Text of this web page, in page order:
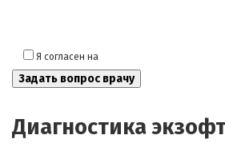
Я согласен на
Диагностика